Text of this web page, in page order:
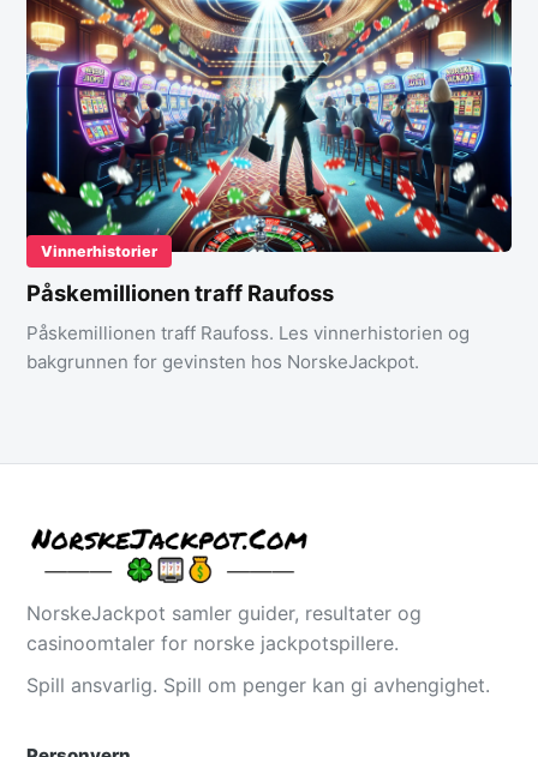
Vinnerhistorier
Påskemillionen traff Raufoss
Påskemillionen traff Raufoss. Les vinnerhistorien og
bakgrunnen for gevinsten hos NorskeJackpot.
NorskeJackpot samler guider, resultater og
casinoomtaler for norske jackpotspillere.
Spill ansvarlig. Spill om penger kan gi avhengighet.